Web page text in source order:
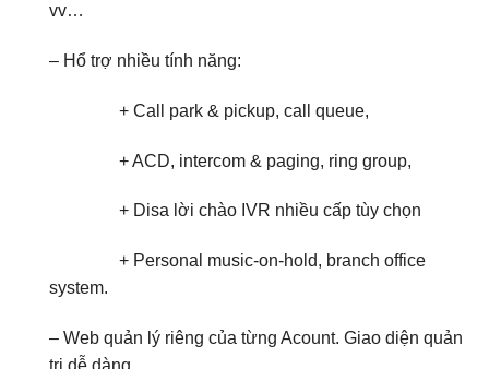
vv…
– Hổ trợ nhiều tính năng:
+ Call park & pickup, call queue,
+ ACD, intercom & paging, ring group,
+ Disa lời chào IVR nhiều cấp tùy chọn
+ Personal music-on-hold, branch office
system.
– Web quản lý riêng của từng Acount. Giao diện quản
trị dễ dàng.